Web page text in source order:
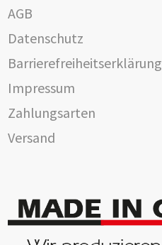
AGB
Datenschutz
Barrierefreiheitserklärung
Impressum
Zahlungsarten
Versand